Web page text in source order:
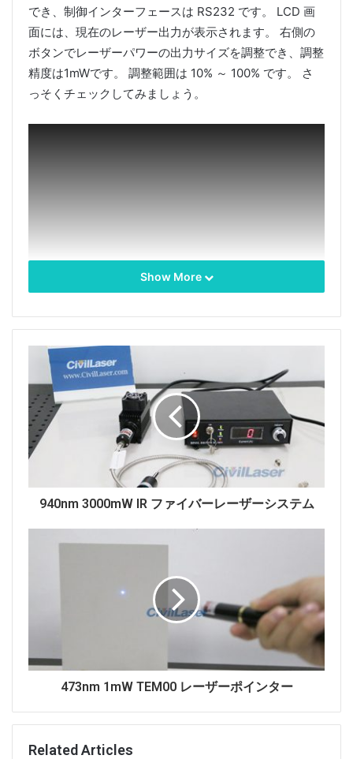
でき、制御インターフェースは RS232 です。 LCD 画
面には、現在のレーザー出力が表示されます。 右側の
ボタンでレーザーパワーの出力サイズを調整でき、調整
精度は1mWです。 調整範囲は 10% ～ 100% です。 さ
っそくチェックしてみましょう。
1550nm バンド レーザー (低出力) は、DFB 半導体レー
された駆動回路、TEC 制御を使用して、安全で安定し
たレーザー動作を保証し、デスクトップまたはモジュー
ル式パッケージを提供できます。
1550nm 200mW PMファイバーレーザーシステムのデ
Show More
940nm 3000mW IR ファイバーレーザーシステム
473nm 1mW TEM00 レーザーポインター
Related Articles